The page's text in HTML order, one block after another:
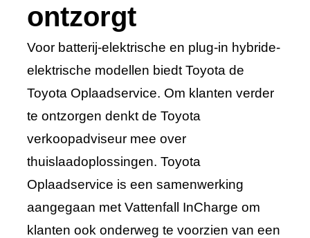
ontzorgt
Voor batterij-elektrische en plug-in hybride-
elektrische modellen biedt Toyota de
Toyota Oplaadservice. Om klanten verder
te ontzorgen denkt de Toyota
verkoopadviseur mee over
thuislaadoplossingen. Toyota
Oplaadservice is een samenwerking
aangegaan met Vattenfall InCharge om
klanten ook onderweg te voorzien van een